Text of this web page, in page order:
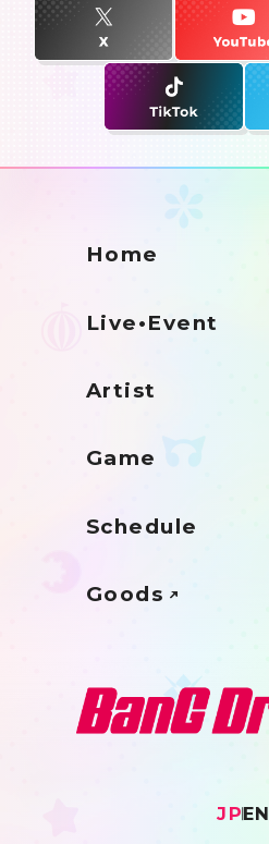
Home
Live•Event
Artist
Game
Schedule
Goods
JPEN